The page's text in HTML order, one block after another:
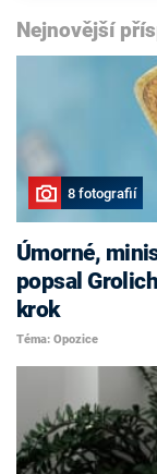
Nejnovější
8 fotografií
Úmorné,
popsal
krok
Téma: Opozice